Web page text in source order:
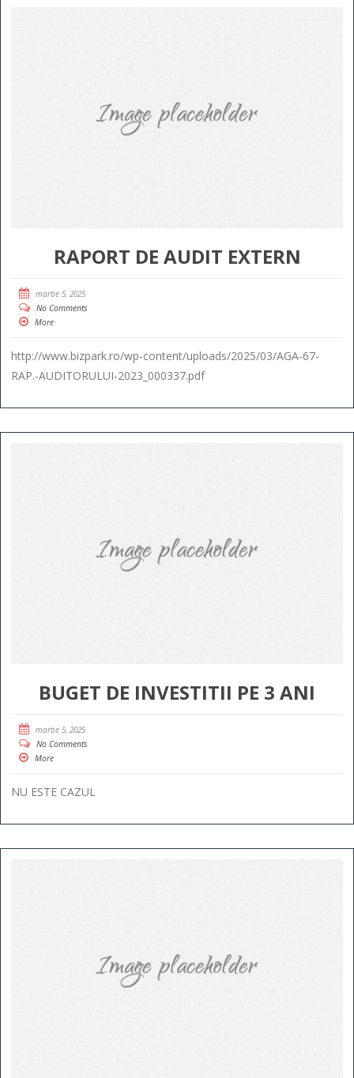
RAPORT DE AUDIT EXTERN
martie 5, 2025
No Comments
More
http://www.bizpark.ro/wp-content/uploads/2025/03/AGA-67-
RAP.-AUDITORULUI-2023_000337.pdf
BUGET DE INVESTITII PE 3 ANI
martie 5, 2025
No Comments
More
NU ESTE CAZUL